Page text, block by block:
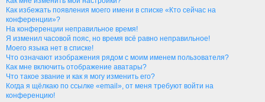
Как избежать появления моего имени в списке «Кто сейчас на
конференции»?
На конференции неправильное время!
Я изменил часовой пояс, но время всё равно неправильное!
Моего языка нет в списке!
Что означают изображения рядом с моим именем пользователя?
Как мне включить отображение аватары?
Что такое звание и как я могу изменить его?
Когда я щёлкаю по ссылке «email», от меня требуют войти на
конференцию!